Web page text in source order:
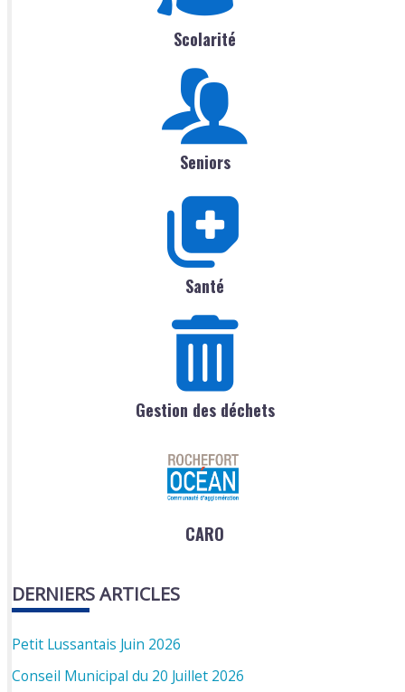
Scolarité
Seniors
Santé
Gestion des déchets
CARO
DERNIERS ARTICLES
Petit Lussantais Juin 2026
Conseil Municipal du 20 Juillet 2026